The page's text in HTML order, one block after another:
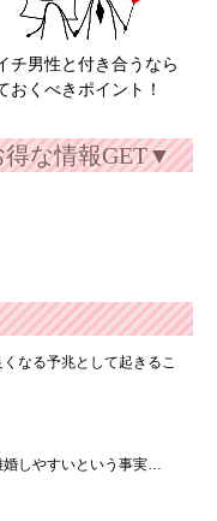
チ男性と付き合うなら
おくべきポイント！
な情報GET▼
なる予兆として起きるこ
婚しやすいという事実…